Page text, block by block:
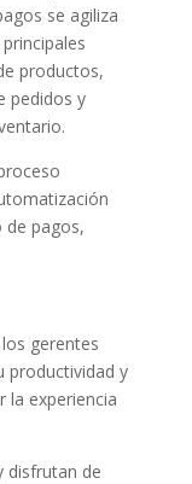
se agiliza
productos,
pedidos y
de pagos,
gerentes
productividad y
la experiencia
disfrutan de